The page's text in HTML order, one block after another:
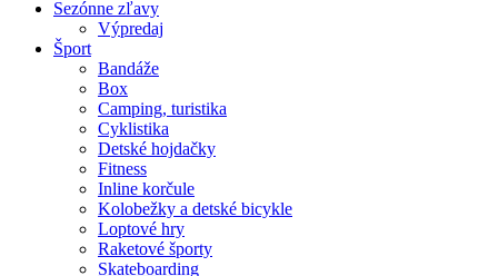
Sezónne zľavy
Výpredaj
Šport
Bandáže
Box
Camping, turistika
Cyklistika
Detské hojdačky
Fitness
Inline korčule
Kolobežky a detské bicykle
Loptové hry
Raketové športy
Skateboarding